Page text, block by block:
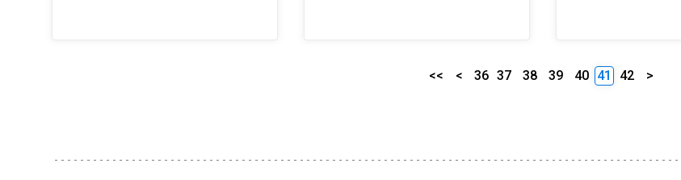
<< < 36 37 38 39 40 41 42 >